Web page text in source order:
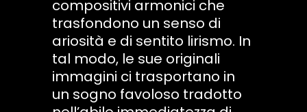
compositivi armonici che
trasfondono un senso di
ariosità e di sentito lirismo. In
tal modo, le sue originali
immagini ci trasportano in
un sogno favoloso tradotto